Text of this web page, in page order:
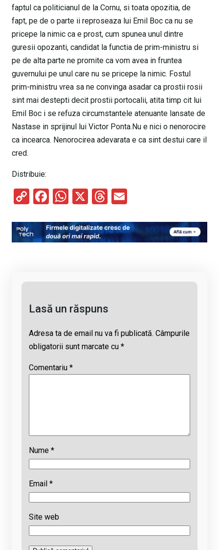
faptul ca politicianul de la Cornu, si toata opozitia, de
fapt, pe de o parte ii reproseaza lui Emil Boc ca nu se
pricepe la nimic ca e prost, cum spunea unul dintre
guresii opozanti, candidat la functia de prim-ministru si
pe de alta parte ne promite ca vom avea in fruntea
guvernului pe unul care nu se pricepe la nimic. Fostul
prim-ministru vrea sa ne convinga asadar ca prostii rosii
sint mai destepti decit prostii portocalii, atita timp cit lui
Emil Boc i se refuza circumstantele atenuante lansate de
Nastase in sprijinul lui Victor Ponta.Nu e nici o nenorocire
ca incearca. Nenorocirea adevarata e ca sint destui care il
cred.
Distribuie:
C
py
Li
F
ce
b
W
at
s
X
T
e
a
ail
Lasă un răspuns
Adresa ta de email nu va fi publicată. Câmpurile
obligatorii sunt marcate cu *
Comentariu *
Nume *
Email *
Site web